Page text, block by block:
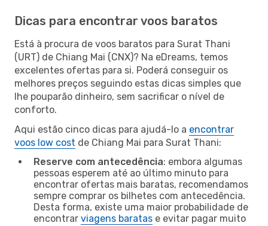
Dicas para encontrar voos baratos
Está à procura de voos baratos para Surat Thani
(URT) de Chiang Mai (CNX)? Na eDreams, temos
excelentes ofertas para si. Poderá conseguir os
melhores preços seguindo estas dicas simples que
lhe pouparão dinheiro, sem sacrificar o nível de
conforto.
Aqui estão cinco dicas para ajudá-lo a encontrar
voos low cost de Chiang Mai para Surat Thani:
Reserve com antecedência: embora algumas
pessoas esperem até ao último minuto para
encontrar ofertas mais baratas, recomendamos
sempre comprar os bilhetes com antecedência.
Desta forma, existe uma maior probabilidade de
encontrar viagens baratas e evitar pagar muito